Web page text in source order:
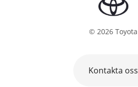
© 2026 Toyota
Kontakta oss